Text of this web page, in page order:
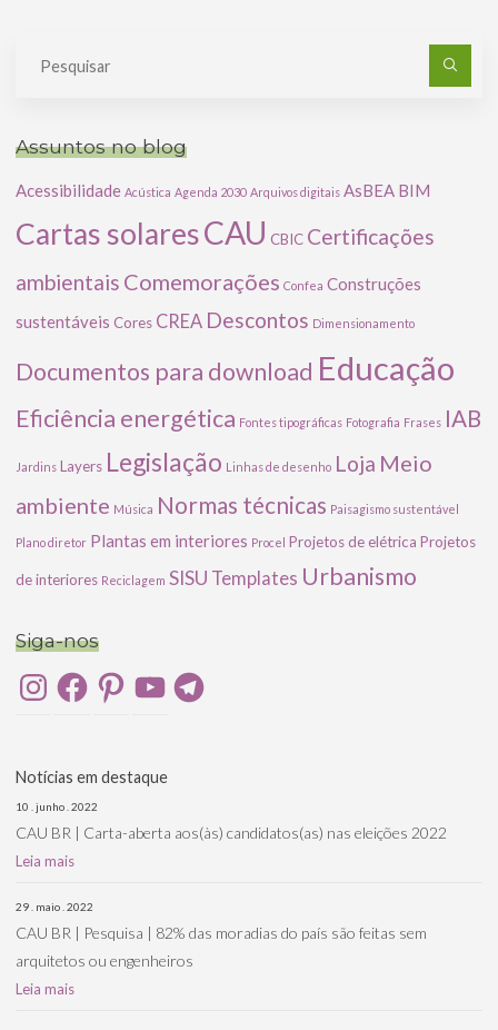
Assuntos no blog
Acessibilidade Acústica Agenda 2030 Arquivos digitais AsBEA BIM
Cartas solaresCAU CBIC Certificações
ambientais Comemorações Confea Construções
sustentáveis Cores CREA Descontos Dimensionamento
Documentos para download Educação
Eficiência energética Fontes tipográficas Fotografia Frases IAB
Jardins Layers Legislação Linhas de desenho Loja Meio
ambiente Música Normas técnicas Paisagismo sustentável
Plano diretor Plantas em interiores Procel Projetos de elétrica Projetos
de interiores Reciclagem SISU Templates Urbanismo
Siga-nos
InstagramFacebookPinterestYouTubeTelegram
Notícias em destaque
10 . junho . 2022
CAU BR | Carta-aberta aos(às) candidatos(as) nas eleições 2022
Leia mais
29 . maio . 2022
CAU BR | Pesquisa | 82% das moradias do país são feitas sem
arquitetos ou engenheiros
Leia mais